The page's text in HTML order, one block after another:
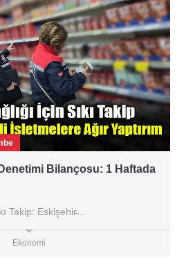
Bilançosu: 1 Haftada
Takip: Eskişehir̵...
Ekonomi